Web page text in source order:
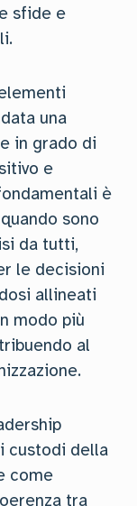
sfide e
una
in grado di
e
è
sono
da tutti,
le decisioni
allineati
modo più
al
custodi della
come
tra